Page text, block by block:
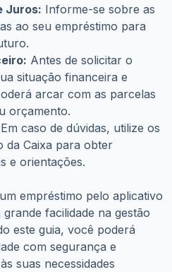
Juros: Informe-se sobre as
ao seu empréstimo para
Antes de solicitar o
situação financeira e
arcar com as parcelas
orçamento.
Em caso de dúvidas, utilize os
da Caixa para obter
e orientações.
empréstimo pelo aplicativo
facilidade na gestão
este guia, você poderá
com segurança e
suas necessidades